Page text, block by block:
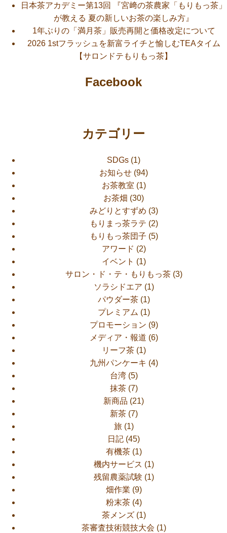
日本茶アカデミー第13回 『宮﨑の茶農家「もりもっ茶」
が教える 夏の新しいお茶の楽しみ方』
1年ぶりの「満月茶」販売再開と価格改定について
2026 1stフラッシュを新富ライチと愉しむTEAタイム
【サロンドテもりもっ茶】
Facebook
カテゴリー
SDGs (1)
お知らせ (94)
お茶教室 (1)
お茶畑 (30)
みどりとすずめ (3)
もりまっ茶ラテ (2)
もりもっ茶団子 (5)
アワード (2)
イベント (1)
サロン・ド・テ・もりもっ茶(3)
ソラシドエア (1)
パウダー茶(1)
プレミアム (1)
プロモーション (9)
メディア・報道 (6)
リーフ茶(1)
九州パンケーキ (4)
台湾(5)
抹茶(7)
新商品 (21)
新茶(7)
旅 (1)
日記 (45)
有機茶(1)
機内サービス (1)
残留農薬試験 (1)
畑作業 (9)
粉末茶(4)
茶メンズ(1)
茶審査技術競技大会 (1)